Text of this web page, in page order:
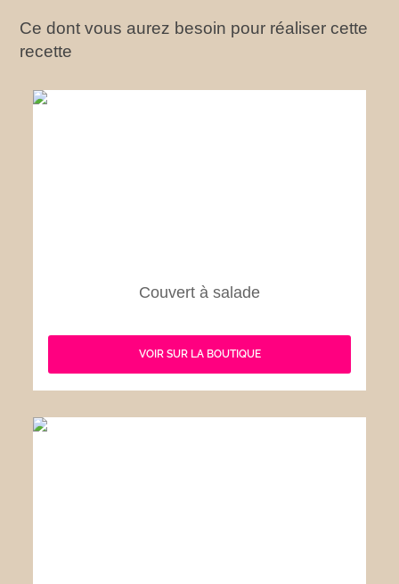
Ce dont vous aurez besoin pour réaliser cette
recette
Couvert à salade
VOIR SUR LA BOUTIQUE